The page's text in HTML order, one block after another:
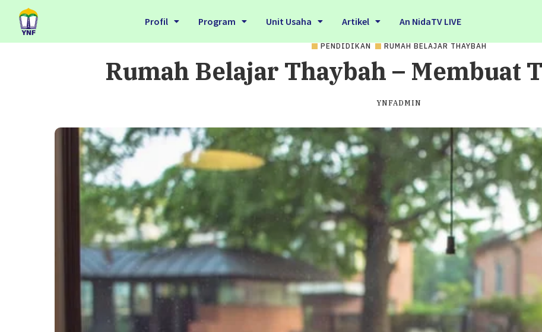
Profil Program Unit Usaha Artikel An NidaTV LIVE
PENDIDIKAN RUMAH BELAJAR THAYBAH
Rumah Belajar Thaybah – Membuat
YNFADMIN